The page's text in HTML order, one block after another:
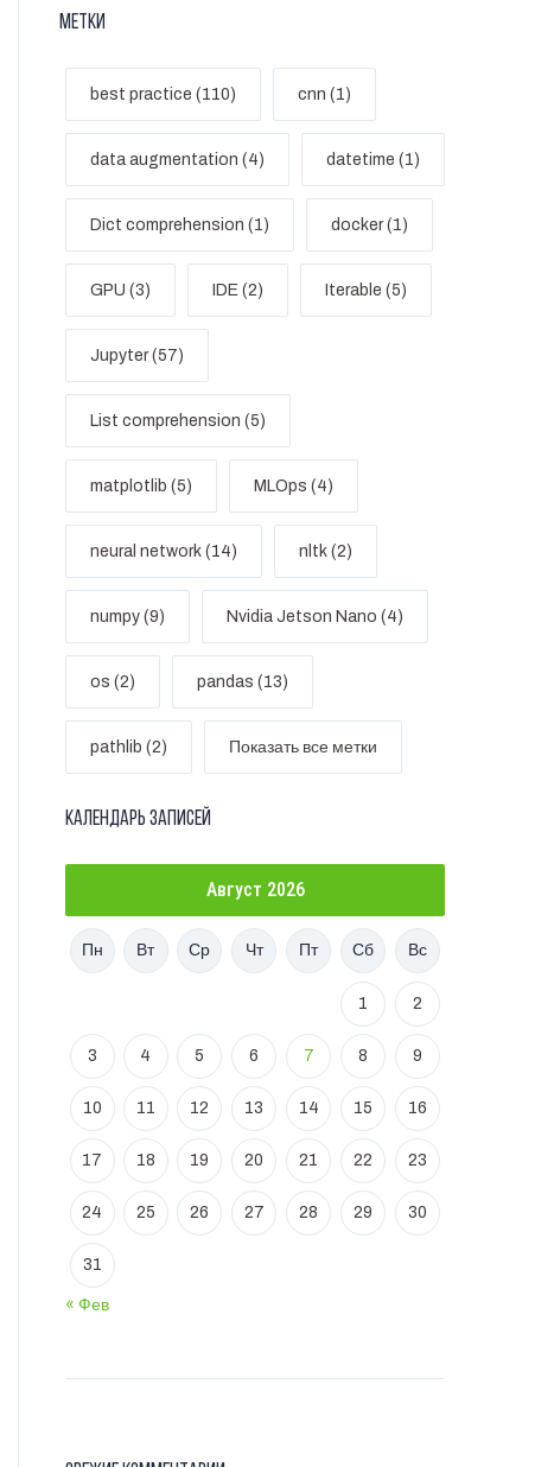
Метки
best practice (110) cnn (1)
data augmentation (4) datetime (1)
Dict comprehension (1) docker (1)
GPU (3) IDE (2) Iterable (5)
Jupyter (57)
List comprehension (5)
matplotlib (5) MLOps (4)
neural network (14) nltk (2)
numpy (9) Nvidia Jetson Nano (4)
os (2) pandas (13)
pathlib (2) Показать все метки
Календарь записей
Август 2026
Пн Вт Ср Чт Пт Сб Вс
1 2
3 4 5 6 7 8 9
10 11 12 13 14 15 16
17 18 19 20 21 22 23
24 25 26 27 28 29 30
31
« Фев